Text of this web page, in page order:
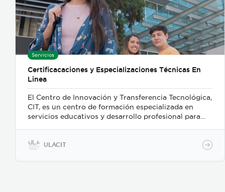
Servicios
Certificacaciones y Especializaciones Técnicas En
Linea
El Centro de Innovación y Transferencia Tecnológica,
CIT, es un centro de formación especializada en
servicios educativos y desarrollo profesional para
atiende la demanda por recurso humano altamente
ULACIT